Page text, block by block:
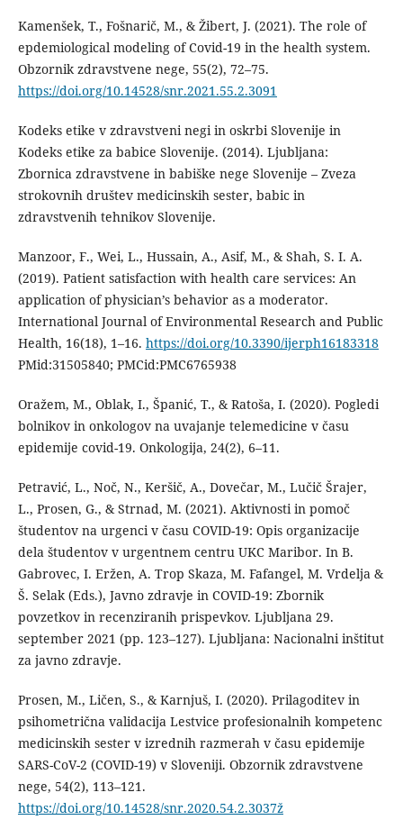
Kamenšek, T., Fošnarič, M., & Žibert, J. (2021). The role of
epdemiological modeling of Covid-19 in the health system.
Obzornik zdravstvene nege, 55(2), 72–75.
https://doi.org/10.14528/snr.2021.55.2.3091
Kodeks etike v zdravstveni negi in oskrbi Slovenije in
Kodeks etike za babice Slovenije. (2014). Ljubljana:
Zbornica zdravstvene in babiške nege Slovenije – Zveza
strokovnih društev medicinskih sester, babic in
zdravstvenih tehnikov Slovenije.
Manzoor, F., Wei, L., Hussain, A., Asif, M., & Shah, S. I. A.
(2019). Patient satisfaction with health care services: An
application of physician’s behavior as a moderator.
International Journal of Environmental Research and Public
Health, 16(18), 1–16. https://doi.org/10.3390/ijerph16183318
PMid:31505840; PMCid:PMC6765938
Oražem, M., Oblak, I., Španić, T., & Ratoša, I. (2020). Pogledi
bolnikov in onkologov na uvajanje telemedicine v času
epidemije covid-19. Onkologija, 24(2), 6–11.
Petravić, L., Noč, N., Keršič, A., Dovečar, M., Lučič Šrajer,
L., Prosen, G., & Strnad, M. (2021). Aktivnosti in pomoč
študentov na urgenci v času COVID-19: Opis organizacije
dela študentov v urgentnem centru UKC Maribor. In B.
Gabrovec, I. Eržen, A. Trop Skaza, M. Fafangel, M. Vrdelja &
Š. Selak (Eds.), Javno zdravje in COVID-19: Zbornik
povzetkov in recenziranih prispevkov. Ljubljana 29.
september 2021 (pp. 123–127). Ljubljana: Nacionalni inštitut
za javno zdravje.
Prosen, M., Ličen, S., & Karnjuš, I. (2020). Prilagoditev in
psihometrična validacija Lestvice profesionalnih kompetenc
medicinskih sester v izrednih razmerah v času epidemije
SARS-CoV-2 (COVID-19) v Sloveniji. Obzornik zdravstvene
nege, 54(2), 113–121.
https://doi.org/10.14528/snr.2020.54.2.3037ž